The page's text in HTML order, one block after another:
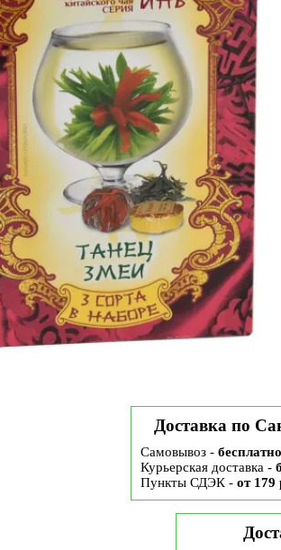
Доставка по
Самовывоз - бесплатно
Курьерская доставка -
Пункты СДЭК - от 179